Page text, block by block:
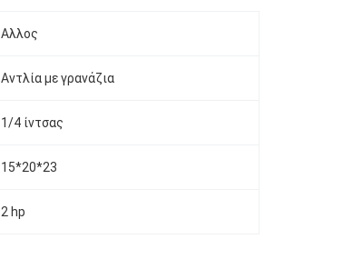
Αλλος
Αντλία με γρανάζια
1/4 ίντσας
15*20*23
2 hp